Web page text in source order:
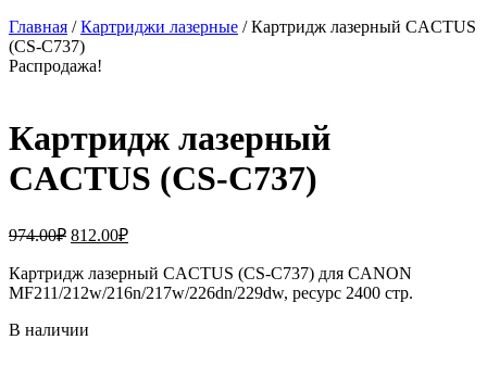
Главная /Картриджи лазерные / Картридж лазерный CACTUS
(CS-C737)
Распродажа!
Картридж лазерный
CACTUS (CS-C737)
974.00₽ Первоначальная
составляла
974.00₽.
812.00₽Текущая
812.00₽.
Картридж лазерный CACTUS (CS-C737) для CANON
MF211/212w/216n/217w/226dn/229dw, ресурс 2400 стр.
В наличии